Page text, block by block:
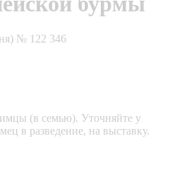
№ 122 346
(в семью). Уточняйте у
в разведение, на выставку.